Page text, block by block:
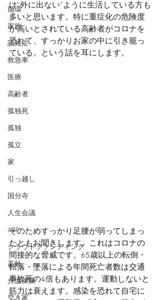
循環
家族
認知症
救急車
医療
高齢者
孤独死
孤独
孤立
家
引っ越し
国分寺
人生会議
ACP
クラウドファンディング
高齢
介護保険
空き家
け“外に出ない”ように生活している方も
多いと思います。特に重症化の危険度
が高いとされている高齢者がコロナを
恐れて、すっかりお家の中に引き籠っ
ている。という話を耳にします。
そのためすっかり足腰が弱ってしまっ
たともお聞きします。これはコロナの
間接的な脅威です。65歳以上の転倒・
転落・墜落による年間死亡者数は交通
事故死の4倍もあります。運動しないと
筋力は衰えます。感染を恐れて自宅に